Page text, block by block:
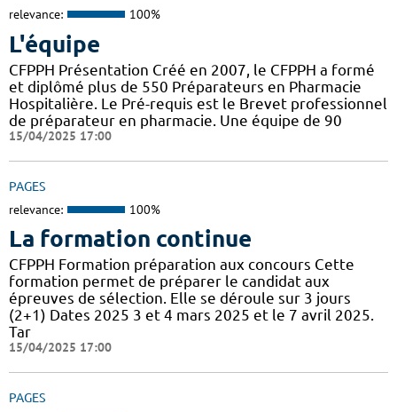
relevance: 100%
L'équipe
CFPPH Présentation Créé en 2007, le CFPPH a formé
et diplômé plus de 550 Préparateurs en Pharmacie
Hospitalière. Le Pré-requis est le Brevet professionnel
de préparateur en pharmacie. Une équipe de 90
15/04/2025 17:00
PAGES
relevance: 100%
La formation continue
CFPPH Formation préparation aux concours Cette
formation permet de préparer le candidat aux
épreuves de sélection. Elle se déroule sur 3 jours
(2+1) Dates 2025 3 et 4 mars 2025 et le 7 avril 2025.
Tar
15/04/2025 17:00
PAGES